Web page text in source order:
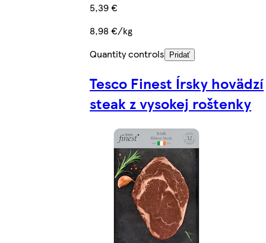
5,39 €
8,98 €/kg
Quantity controls
Pridať
Tesco Finest Írsky hovädzí
steak z vysokej roštenky